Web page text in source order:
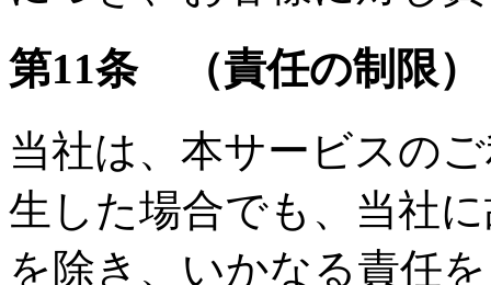
第11条 （責任の制限）
当社は、本サービスの
生した場合でも、当社
を除き、いかなる責任